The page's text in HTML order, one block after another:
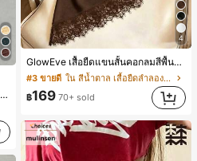
4
GlowEve เสื้อยืดแขนสั้นคอกลมสีพื้นลำลองอเนกประสงค์สำหรับผู้หญิง
#3 ขายดี
ใน สีน้ำตาล เสื้อยืดลำลองพื้นฐาน
฿169 70+ sold